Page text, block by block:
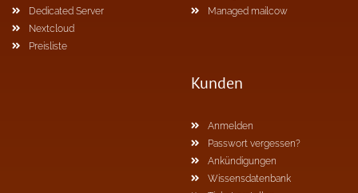
Dedicated Server
Nextcloud
Preisliste
Managed mailcow
Kunden
Anmelden
Passwort vergessen?
Ankündigungen
Wissensdatenbank